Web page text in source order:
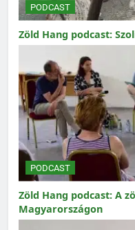
PODCAST
Zöld Hang podcast:
PODCAST
Zöld Hang podcast: A
Magyarországon